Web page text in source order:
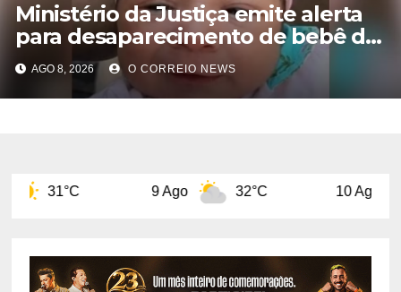
Ministério da Justiça emite alerta
para desaparecimento de bebê de
28 dias em MS; polícia apura
suposto sequestro
AGO 8, 2026 O CORREIO NEWS
9 Ago 32°C 10 Ago 32°C